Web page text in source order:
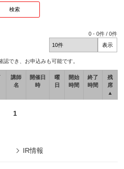
0 -0件 /0件
でき、お申込みも可能です。
講師
名
開催日
時
曜
日
開始
時間
終了
時間
残
席
▲
1
IR情報